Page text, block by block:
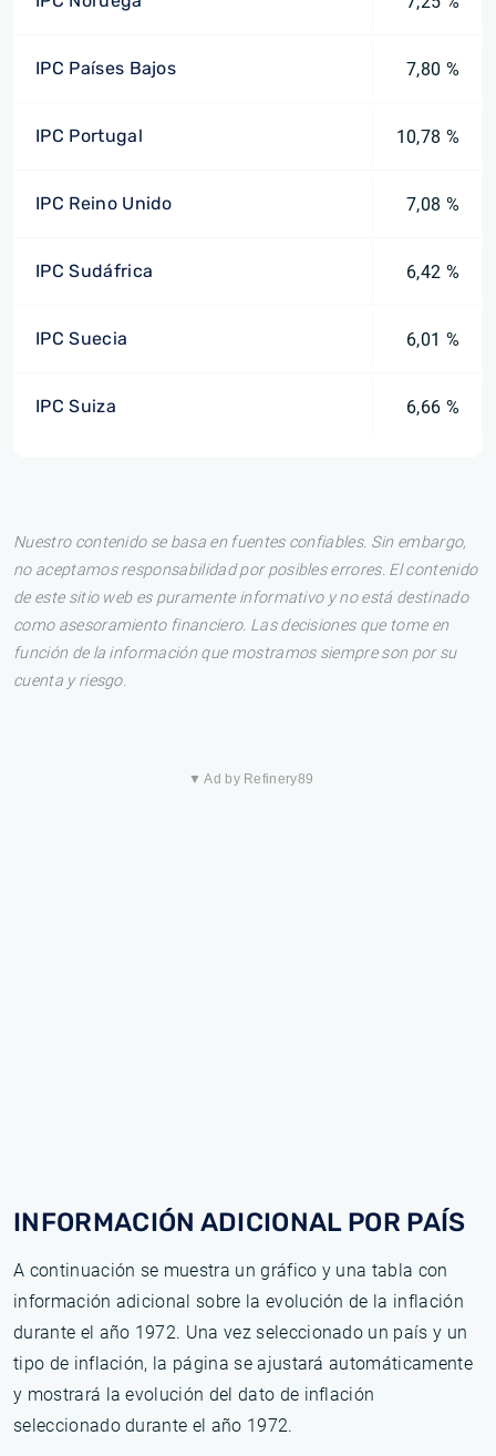
IPC Países Bajos 7,80 %
IPC Portugal 10,78 %
IPC Reino Unido 7,08 %
IPC Sudáfrica 6,42 %
IPC Suecia 6,01 %
IPC Suiza 6,66 %
Nuestro contenido se basa en fuentes confiables. Sin embargo,
no aceptamos responsabilidad por posibles errores. El contenido
de este sitio web es puramente informativo y no está destinado
como asesoramiento financiero. Las decisiones que tome en
función de la información que mostramos siempre son por su
cuenta y riesgo.
▼ Ad by Refinery89
INFORMACIÓN ADICIONAL POR PAÍS
A continuación se muestra un gráfico y una tabla con
información adicional sobre la evolución de la inflación
durante el año 1972. Una vez seleccionado un país y un
tipo de inflación, la página se ajustará automáticamente
y mostrará la evolución del dato de inflación
seleccionado durante el año 1972.